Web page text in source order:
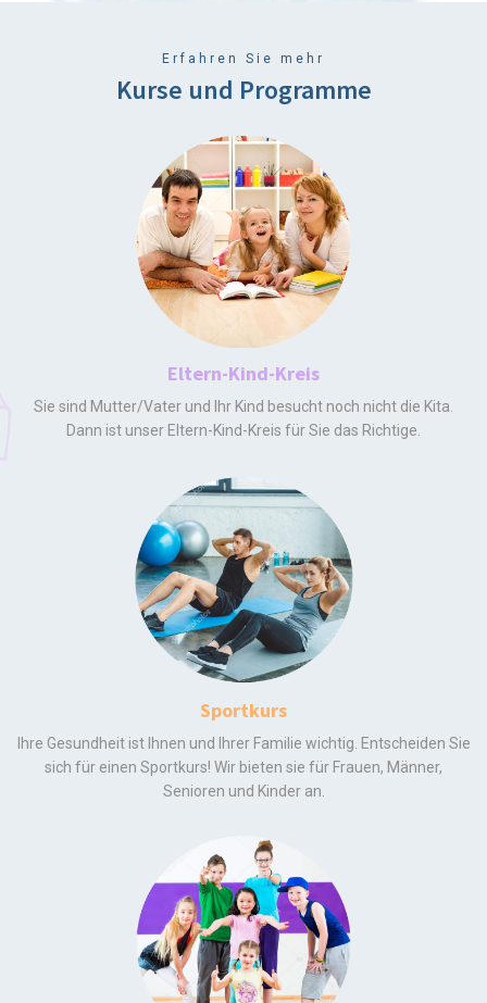
Erfahren Sie mehr
Kurse und Programme
Eltern-Kind-Kreis
Sie sind Mutter/Vater und Ihr Kind besucht noch nicht die Kita.
Dann ist unser Eltern-Kind-Kreis für Sie das Richtige.
Sportkurs
Ihre Gesundheit ist Ihnen und Ihrer Familie wichtig. Entscheiden Sie
sich für einen Sportkurs! Wir bieten sie für Frauen, Männer,
Senioren und Kinder an.